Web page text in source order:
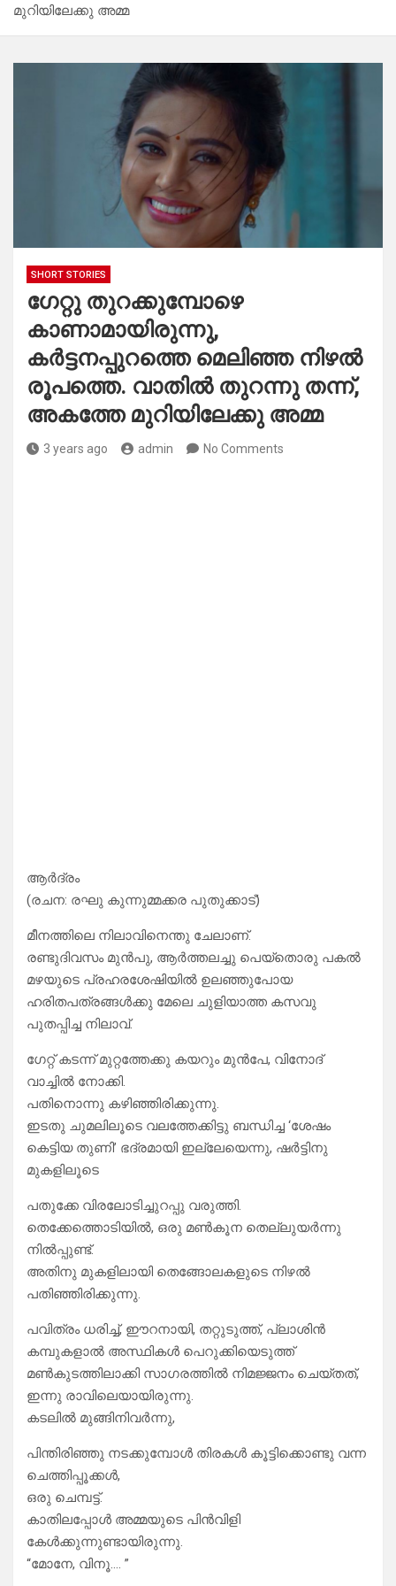
മുറിയിലേക്കു അമ്മ
SHORT STORIES
ഗേറ്റു തുറക്കുമ്പോഴെ
കാണാമായിരുന്നു,
കർട്ടനപ്പുറത്തെ മെലിഞ്ഞ നിഴൽ
രൂപത്തെ. വാതിൽ തുറന്നു തന്ന്,
അകത്തേ മുറിയിലേക്കു അമ്മ
3 years ago admin No Comments
ആർദ്രം
(രചന: രഘു കുന്നുമ്മക്കര പുതുക്കാട്)
മീനത്തിലെ നിലാവിനെന്തു ചേലാണ്.
രണ്ടുദിവസം മുൻപു, ആർത്തലച്ചു പെയ്തൊരു പകൽ
മഴയുടെ പ്രഹരശേഷിയിൽ ഉലഞ്ഞുപോയ
ഹരിതപത്രങ്ങൾക്കു മേലെ ചുളിയാത്ത കസവു
പുതപ്പിച്ച നിലാവ്.
ഗേറ്റ് കടന്ന് മുറ്റത്തേക്കു കയറും മുൻപേ, വിനോദ്
വാച്ചിൽ നോക്കി.
പതിനൊന്നു കഴിഞ്ഞിരിക്കുന്നു.
ഇടതു ചുമലിലൂടെ വലത്തേക്കിട്ടു ബന്ധിച്ച ‘ശേഷം
കെട്ടിയ തുണി’ ഭദ്രമായി ഇല്ലേയെന്നു, ഷർട്ടിനു
മുകളിലൂടെ
പതുക്കേ വിരലോടിച്ചുറപ്പു വരുത്തി.
തെക്കേത്തൊടിയിൽ, ഒരു മൺകൂന തെല്ലുയർന്നു
നിൽപ്പുണ്ട്.
അതിനു മുകളിലായി തെങ്ങോലകളുടെ നിഴൽ
പതിഞ്ഞിരിക്കുന്നു.
പവിത്രം ധരിച്ച്, ഈറനായി, തറ്റുടുത്ത്, പ്ലാശിൻ
കമ്പുകളാൽ അസ്ഥികൾ പെറുക്കിയെടുത്ത്
മൺകുടത്തിലാക്കി സാഗരത്തിൽ നിമജ്ജനം ചെയ്തത്,
ഇന്നു രാവിലെയായിരുന്നു.
കടലിൽ മുങ്ങിനിവർന്നു,
പിന്തിരിഞ്ഞു നടക്കുമ്പോൾ തിരകൾ കൂട്ടിക്കൊണ്ടു വന്ന
ചെത്തിപ്പൂക്കൾ,
ഒരു ചെമ്പട്ട്.
കാതിലപ്പോൾ അമ്മയുടെ പിൻവിളി
കേൾക്കുന്നുണ്ടായിരുന്നു.
“മോനേ, വിനൂ…. ”